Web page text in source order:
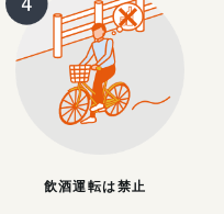
飲酒運転は禁止